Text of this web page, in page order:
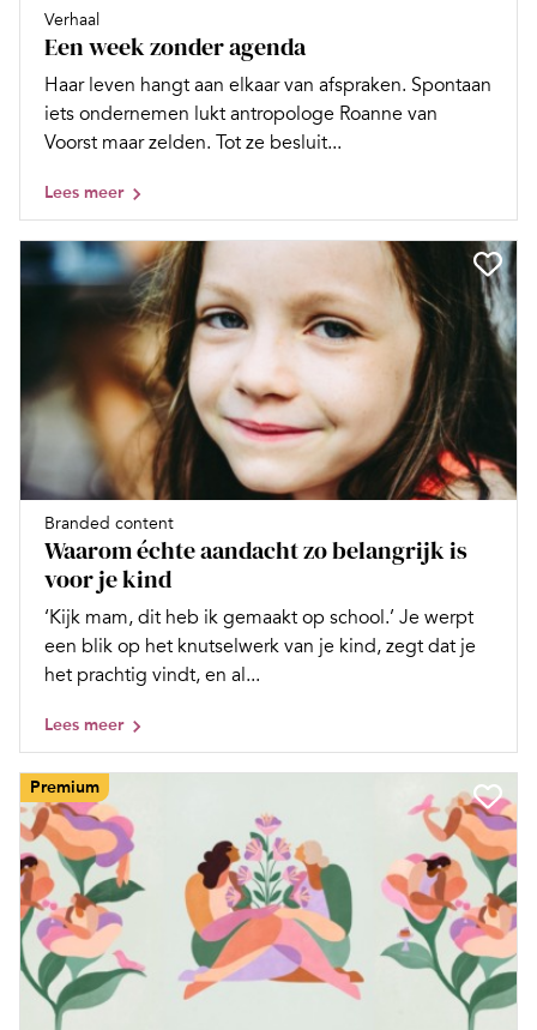
Verhaal
Een week zonder agenda
Haar leven hangt aan elkaar van afspraken. Spontaan
iets ondernemen lukt antropologe Roanne van
Voorst maar zelden. Tot ze besluit...
Lees meer
Branded content
Waarom échte aandacht zo belangrijk is
voor je kind
‘Kijk mam, dit heb ik gemaakt op school.’ Je werpt
een blik op het knutselwerk van je kind, zegt dat je
het prachtig vindt, en al...
Lees meer
Premium